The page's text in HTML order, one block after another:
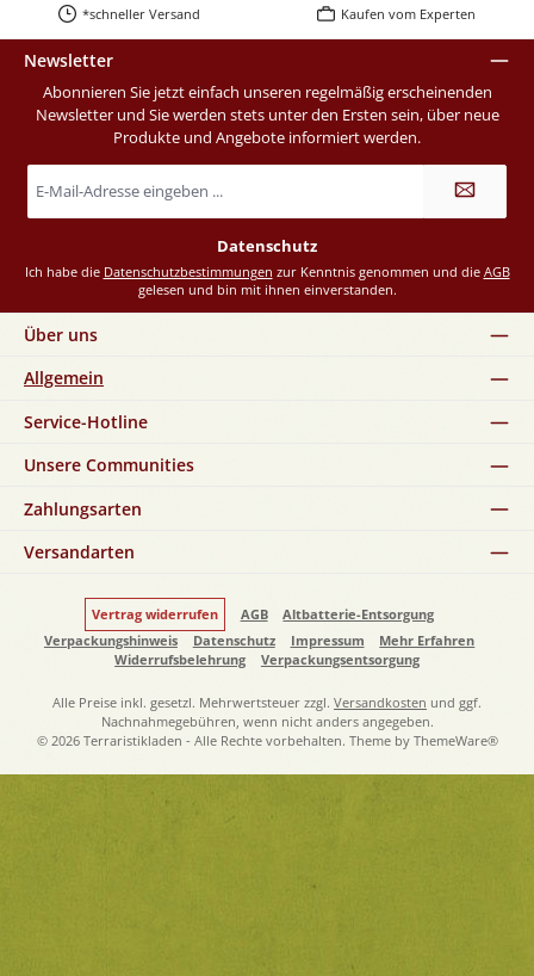
*schneller Versand Kaufen vom Experten
Newsletter
Abonnieren Sie jetzt einfach unseren regelmäßig erscheinenden
Newsletter und Sie werden stets unter den Ersten sein, über neue
Produkte und Angebote informiert werden.
E-
Mail-
Datenschutz
Ich habe die Datenschutzbestimmungen zur Kenntnis genommen und die AGB
gelesen und bin mit ihnen einverstanden.
Über uns
Allgemein
Service-Hotline
Unsere Communities
Zahlungsarten
Versandarten
Vertrag widerrufen AGB
Altbatterie-Entsorgung
Verpackungshinweis
Datenschutz Impressum
Mehr Erfahren
Widerrufsbelehrung
Verpackungsentsorgung
Alle Preise inkl. gesetzl. Mehrwertsteuer zzgl. Versandkosten und ggf.
Nachnahmegebühren, wenn nicht anders angegeben.
© 2026 Terraristikladen - Alle Rechte vorbehalten. Theme by ThemeWare®